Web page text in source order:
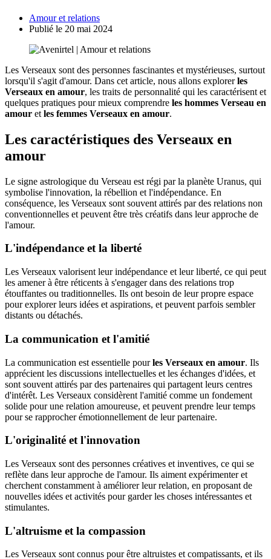
Amour et relations
Publié le 20 mai 2024
Les Verseaux sont des personnes fascinantes et mystérieuses, surtout
lorsqu'il s'agit d'amour. Dans cet article, nous allons explorerles
Verseaux en amour, les traits de personnalité qui les caractérisent et
quelques pratiques pour mieux comprendre les hommes Verseau en
amour et les femmes Verseaux en amour.
Les caractéristiques des Verseaux en
amour
Le signe astrologique du Verseau est régi par la planète Uranus, qui
symbolise l'innovation, la rébellion et l'indépendance. En
conséquence, les Verseaux sont souvent attirés par des relations non
conventionnelles et peuvent être très créatifs dans leur approche de
l'amour.
L'indépendance et la liberté
Les Verseaux valorisent leur indépendance et leur liberté, ce qui peut
les amener à être réticents à s'engager dans des relations trop
étouffantes ou traditionnelles. Ils ont besoin de leur propre espace
pour explorer leurs idées et aspirations, et peuvent parfois sembler
distants ou détachés.
La communication et l'amitié
La communication est essentielle pourles Verseaux en amour. Ils
apprécient les discussions intellectuelles et les échanges d'idées, et
sont souvent attirés par des partenaires qui partagent leurs centres
d'intérêt. Les Verseaux considèrent l'amitié comme un fondement
solide pour une relation amoureuse, et peuvent prendre leur temps
pour se rapprocher émotionnellement de leur partenaire.
L'originalité et l'innovation
Les Verseaux sont des personnes créatives et inventives, ce qui se
reflète dans leur approche de l'amour. Ils aiment expérimenter et
cherchent constamment à améliorer leur relation, en proposant de
nouvelles idées et activités pour garder les choses intéressantes et
stimulantes.
L'altruisme et la compassion
Les Verseaux sont connus pour être altruistes et compatissants, et ils